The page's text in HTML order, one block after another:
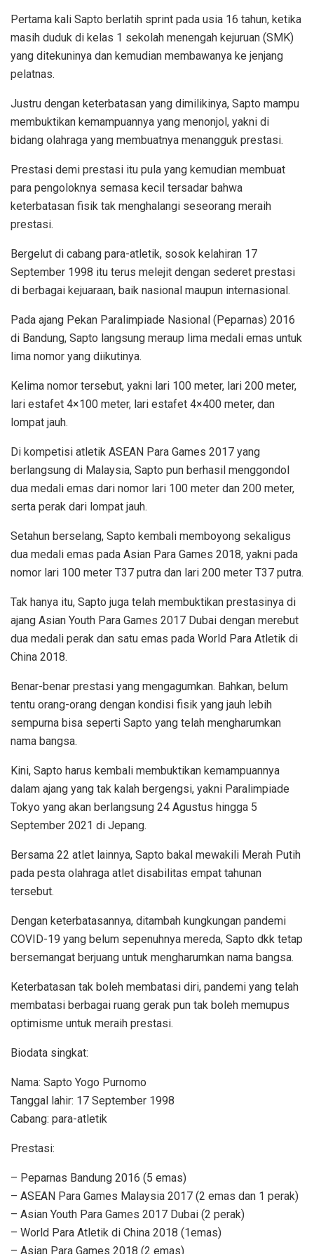
Pertama kali Sapto berlatih sprint pada usia 16 tahun, ketika
masih duduk di kelas 1 sekolah menengah kejuruan (SMK)
yang ditekuninya dan kemudian membawanya ke jenjang
pelatnas.
Justru dengan keterbatasan yang dimilikinya, Sapto mampu
membuktikan kemampuannya yang menonjol, yakni di
bidang olahraga yang membuatnya menangguk prestasi.
Prestasi demi prestasi itu pula yang kemudian membuat
para pengoloknya semasa kecil tersadar bahwa
keterbatasan fisik tak menghalangi seseorang meraih
prestasi.
Bergelut di cabang para-atletik, sosok kelahiran 17
September 1998 itu terus melejit dengan sederet prestasi
di berbagai kejuaraan, baik nasional maupun internasional.
Pada ajang Pekan Paralimpiade Nasional (Peparnas) 2016
di Bandung, Sapto langsung meraup lima medali emas untuk
lima nomor yang diikutinya.
Kelima nomor tersebut, yakni lari 100 meter, lari 200 meter,
lari estafet 4×100 meter, lari estafet 4×400 meter, dan
lompat jauh.
Di kompetisi atletik ASEAN Para Games 2017 yang
berlangsung di Malaysia, Sapto pun berhasil menggondol
dua medali emas dari nomor lari 100 meter dan 200 meter,
serta perak dari lompat jauh.
Setahun berselang, Sapto kembali memboyong sekaligus
dua medali emas pada Asian Para Games 2018, yakni pada
nomor lari 100 meter T37 putra dan lari 200 meter T37 putra.
Tak hanya itu, Sapto juga telah membuktikan prestasinya di
ajang Asian Youth Para Games 2017 Dubai dengan merebut
dua medali perak dan satu emas pada World Para Atletik di
China 2018.
Benar-benar prestasi yang mengagumkan. Bahkan, belum
tentu orang-orang dengan kondisi fisik yang jauh lebih
sempurna bisa seperti Sapto yang telah mengharumkan
nama bangsa.
Kini, Sapto harus kembali membuktikan kemampuannya
dalam ajang yang tak kalah bergengsi, yakni Paralimpiade
Tokyo yang akan berlangsung 24 Agustus hingga 5
September 2021 di Jepang.
Bersama 22 atlet lainnya, Sapto bakal mewakili Merah Putih
pada pesta olahraga atlet disabilitas empat tahunan
tersebut.
Dengan keterbatasannya, ditambah kungkungan pandemi
COVID-19 yang belum sepenuhnya mereda, Sapto dkk tetap
bersemangat berjuang untuk mengharumkan nama bangsa.
Keterbatasan tak boleh membatasi diri, pandemi yang telah
membatasi berbagai ruang gerak pun tak boleh memupus
optimisme untuk meraih prestasi.
Biodata singkat:
Nama: Sapto Yogo Purnomo
Tanggal lahir: 17 September 1998
Cabang: para-atletik
Prestasi:
– Peparnas Bandung 2016 (5 emas)
– ASEAN Para Games Malaysia 2017 (2 emas dan 1 perak)
– Asian Youth Para Games 2017 Dubai (2 perak)
– World Para Atletik di China 2018 (1emas)
– Asian Para Games 2018 (2 emas)